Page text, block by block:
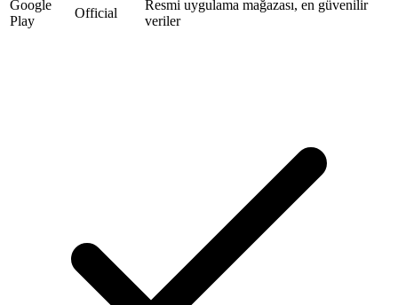
Google
Play
Official
Resmi uygulama mağazası, en güvenilir
veriler